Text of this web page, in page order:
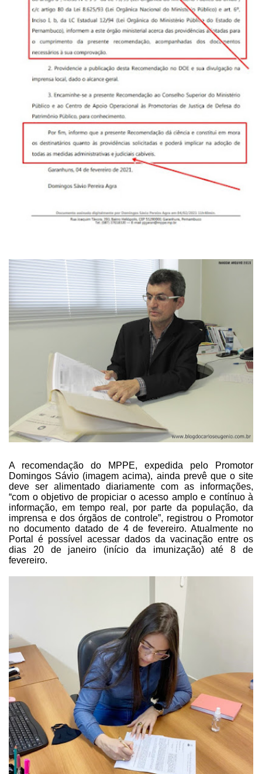
A recomendação do MPPE, expedida pelo Promotor
Domingos Sávio (imagem acima), ainda prevê que o site
deve ser alimentado diariamente com as informações,
“com o objetivo de propiciar oacesso amplo e contínuo à
informação, em tempo real, por parte da população, da
imprensa e dos órgãos de controle”, registrou o Promotor
no documento datado de4 de fevereiro. Atualmente no
Portal é possível acessar dados da vacinação entre os
dias 20 de janeiro (início da imunização) até 8 de
fevereiro.